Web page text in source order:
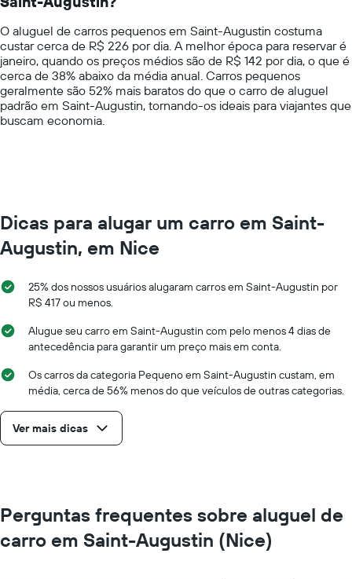
as
empresas
fornecidas
has
1
Y
axis
displaying
values.
Range:
O aluguel de carros pequenos em Saint-Augustin costuma
custar cerca de R$ 226 por dia. A melhor época para reservar é
janeiro, quando os preços médios são de R$ 142 por dia, o que é
cerca de 38% abaixo da média anual. Carros pequenos
geralmente são 52% mais baratos do que o carro de aluguel
padrão em Saint-Augustin, tornando-os ideais para viajantes que
buscam economia.
Dicas para alugar um carro em Saint-
Augustin, em Nice
25% dos nossos usuários alugaram carros em Saint-Augustin por
R$ 417 ou menos.
Alugue seu carro em Saint-Augustin com pelo menos 4 dias de
antecedência para garantir um preço mais em conta.
Os carros da categoria Pequeno em Saint-Augustin custam, em
média, cerca de 56% menos do que veículos de outras categorias.
Ver mais dicas
Perguntas frequentes sobre aluguel de
carro em Saint-Augustin (Nice)